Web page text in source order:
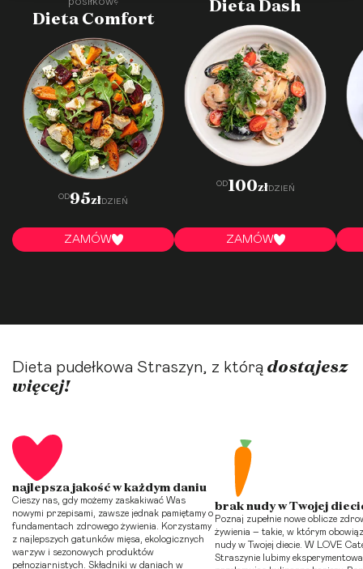
Dieta Comfort
OD95zł DZIEŃ
ZAMÓW
Dieta Dash
· · ·
OD100złDZIEŃ
ZAMÓW
Dieta pudełkowa Straszyn, z którą dostajesz
więcej!
najlepsza jakość w każdym daniu
Cieszy nas, gdy możemy zaskakiwać Was
nowymi przepisami, zawsze jednak pamiętamy o
fundamentach zdrowego żywienia. Korzystamy
z najlepszych gatunków mięsa, ekologicznych
warzyw i sezonowych produktów
pełnoziarnistych. Składniki w daniach w
brak nudy w Twojej
Poznaj zupełnie nowe oblicze
żywienia – takie, w którym
nudy w Twojej diecie. W LOVE
Straszynie lubimy